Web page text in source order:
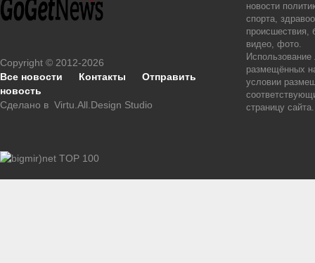
Copyright © 2012-2026
Все новости
Контакты
Отправить
новость
Сделано в Virtu.All.Design Studio
новости
спорта,
происшествия,
видео, фото.
размещённых
условии
страницу сайта.